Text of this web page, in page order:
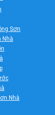
Sơn
Nhà
Nhà